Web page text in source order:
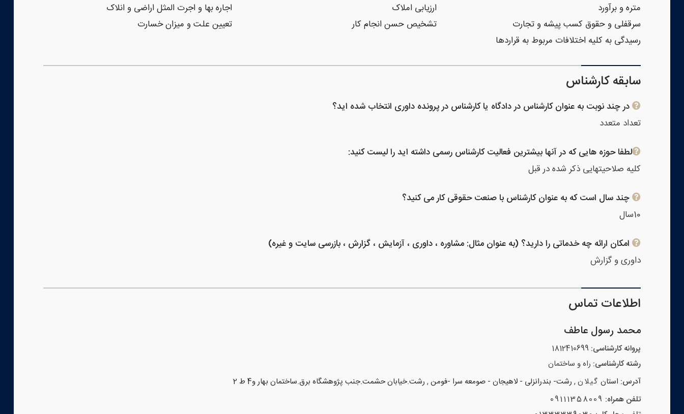
متره و برآورد
ارزیابی املاک
اجاره بها و اجرت المثل اراضی و انلاک
سرقفلی و حقوق کسب پیشه و تجارت
تشخیص حسن انجام کار
تعیین علت و میزان خسارت
رسیدگی به کلیه اختلافات مربوط به قراردها
سابقه کارشناس
در چند نوبت به عنوان کارشناس در دادگاه یا کارشناس در پرونده داوری انتخاب شده اید؟
تعداد متعدد
لطفا حوزه هایی که در آنها بیشترین فعالیت کارشناس رسمی داشته اید را لیست کنید:
کلیه صلاحیتهایی ذکر شده در قبل
چند سال است که به عنوان کارشناس با صنعت حقوقی کار می کنید؟
10سال
امکان ارائه چه خدماتی را دارید؟ (به عنوان مثال: مشاوره ، داوری ، آزمایش ، گزارش ، بازرسی سایت و غیره)
داوری و گزارش
اطلاعات تماس
محمد رسول عاطف
پروانه کارشناسی: 1812410699
رشته کارشناسی: راه و ساختمان
آدرس: استان گیلان , رشت- بندرانزلی - لاهیجان - صومعه سرا -فومن , رشت.خیابان حشمت.جنب پژوهشگاه برق.ساختمان بهار و4 ط 2
تلفن همراه: 09111358009